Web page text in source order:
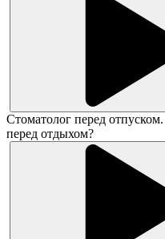
Стоматолог перед
перед отдыхом?